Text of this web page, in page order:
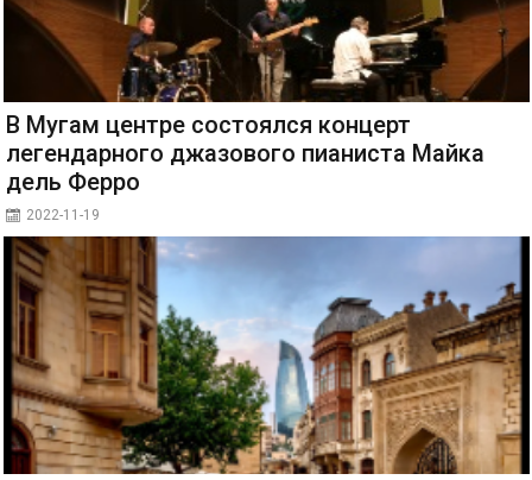
В Мугам центре состоялся концерт
легендарного джазового пианиста Майка
дель Ферро
2022-11-19